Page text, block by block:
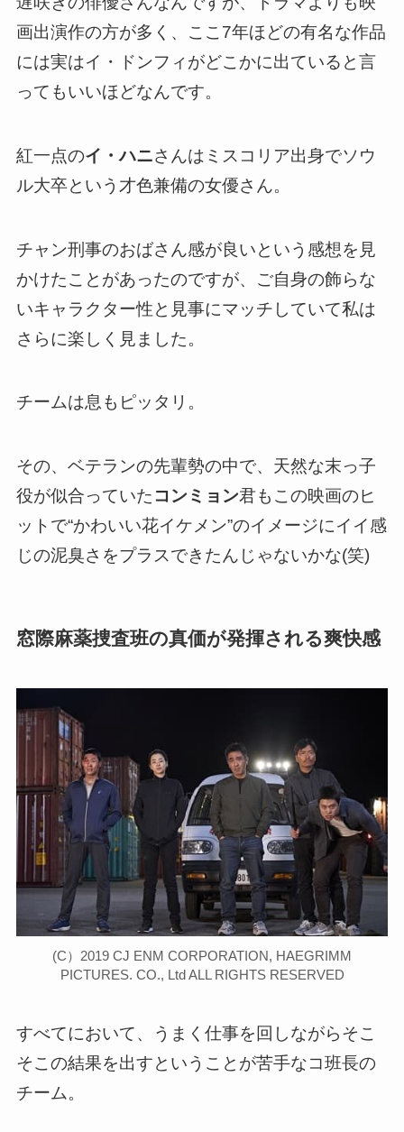
画出演作の方が多く、 ここ7年ほどの有名な作品
には実はイ・ドンフィがどこかに出ている と言
ってもいいほどなんです。
紅一点のイ・ハニさんはミスコリア出身でソウ
ル大卒という才色兼備の女優さん。
チャン刑事のおばさん感が良いという感想を見
かけたことがあったのですが、ご自身の飾らな
いキャラクター性と見事にマッチしていて私は
さらに楽しく見ました。
チームは息もピッタリ。
その、ベテランの先輩勢の中で、天然な末っ子
役が似合っていたコンミョン君もこの映画のヒ
ットで“かわいい花イケメン”のイメージにイイ感
じの泥臭さをプラスできたんじゃないかな(笑)
窓際麻薬捜査班の真価が発揮される爽快感
(C）2019 CJ ENM CORPORATION, HAEGRIMM
PICTURES. CO., Ltd ALL RIGHTS RESERVED
すべてにおいて、うまく仕事を回しながらそこ
そこの結果を出すということが苦手なコ班長の
チーム。